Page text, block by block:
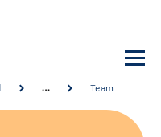
… Team